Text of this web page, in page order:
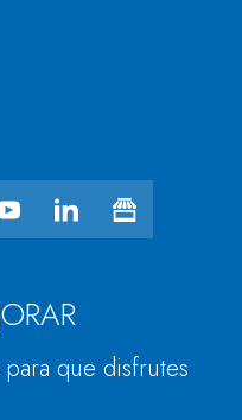
que disfrutes